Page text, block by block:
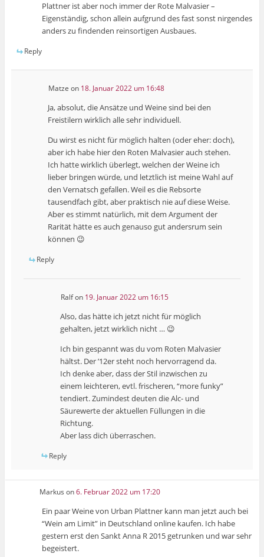
Plattner ist aber noch immer der Rote Malvasier –
Eigenständig, schon allein aufgrund des fast sonst nirgendes
anders zu findenden reinsortigen Ausbaues.
Reply
Matze on 18. Januar 2022 um 16:48
Ja, absolut, die Ansätze und Weine sind bei den
Freistilern wirklich alle sehr individuell.
Du wirst es nicht für möglich halten (oder eher: doch),
aber ich habe hier den Roten Malvasier auch stehen.
Ich hatte wirklich überlegt, welchen der Weine ich
lieber bringen würde, und letztlich ist meine Wahl auf
den Vernatsch gefallen. Weil es die Rebsorte
tausendfach gibt, aber praktisch nie auf diese Weise.
Aber es stimmt natürlich, mit dem Argument der
Rarität hätte es auch genauso gut andersrum sein
können 😉
Reply
Ralfon 19. Januar 2022 um 16:15
Also, das hätte ich jetzt nicht für möglich
gehalten, jetzt wirklich nicht … 😉
Ich bin gespannt was du vom Roten Malvasier
hältst. Der ’12er steht noch hervorragend da.
Ich denke aber, dass der Stil inzwischen zu
einem leichteren, evtl. frischeren, “more funky”
tendiert. Zumindest deuten die Alc- und
Säurewerte der aktuellen Füllungen in die
Richtung.
Aber lass dich überraschen.
Reply
Markus on6. Februar 2022 um 17:20
Ein paar Weine von Urban Plattner kann man jetzt auch bei
“Wein am Limit” in Deutschland online kaufen. Ich habe
gestern erst den Sankt Anna R 2015 getrunken und war sehr
begeistert.